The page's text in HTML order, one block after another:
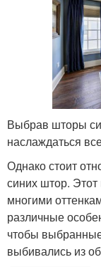
Выбрав шторы
наслаждаться
Однако стоит
синих штор. Этот
многими
различные
чтобы
выбивались из